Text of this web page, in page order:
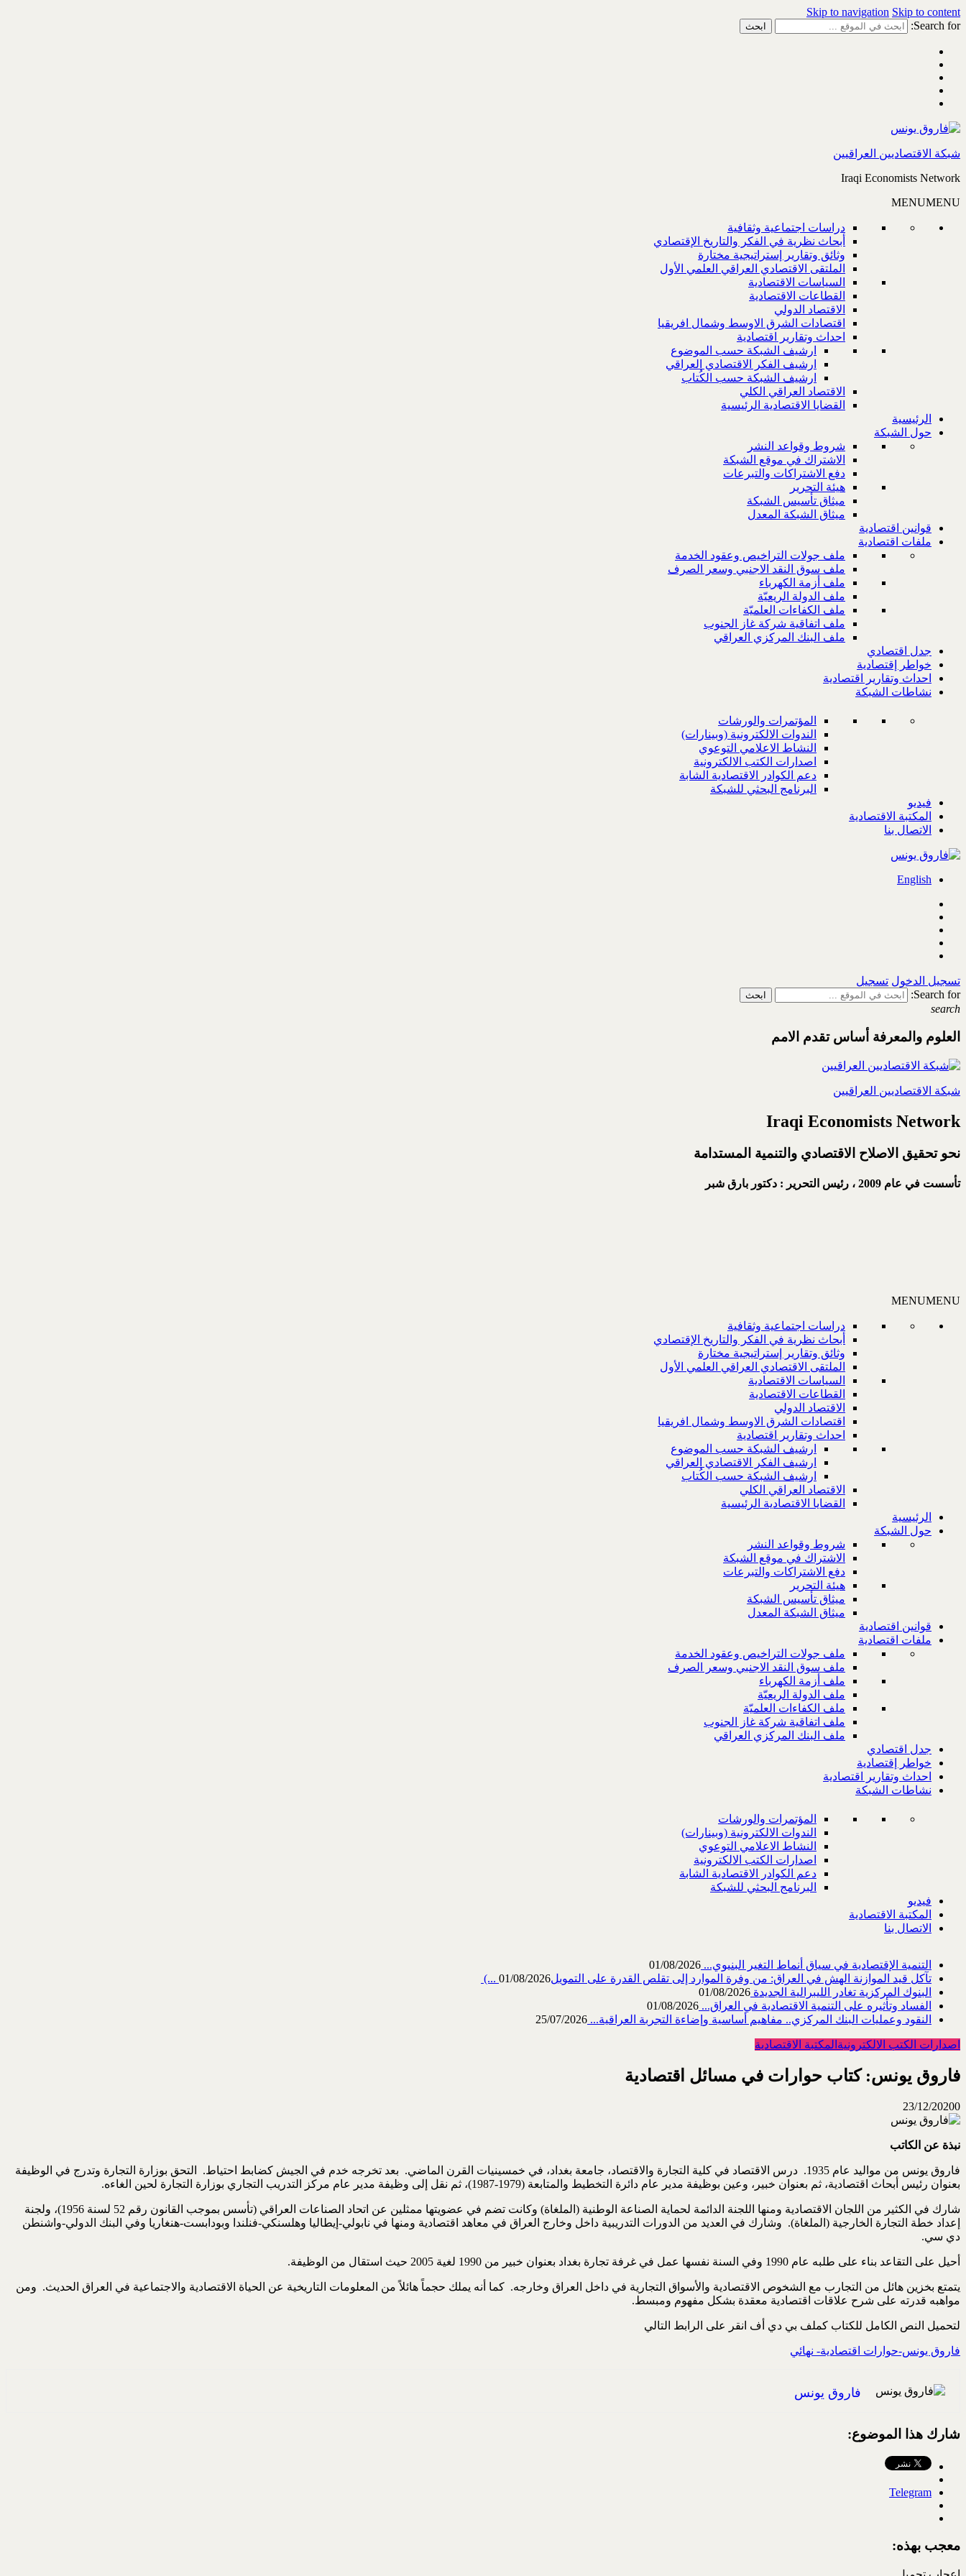
Skip to navigation Skip to content
Search for:
شبكة الاقتصاديين العراقيين
Iraqi Economists Network
MENUMENU
دراسات اجتماعية وثقافية
أبحاث نظرية في الفكر والتاريخ الإقتصادي
وثائق وتقارير إستراتيجية مختارة
الملتقى الاقتصادي العراقي العلمي الأول
السياسات الاقتصادية
القطاعات الاقتصادية
الاقتصاد الدولي
اقتصادات الشرق الاوسط وشمال افريقيا
احداث وتقارير اقتصادية
ارشيف الشبكة حسب الموضوع
ارشيف الفكر الاقتصادي العراقي
ارشيف الشبكة حسب الكُتاب
الاقتصاد العراقي الكلي
القضايا الاقتصادية الرئيسية
الرئيسية
حول الشبكة
شروط وقواعد النشر
الاشتراك في موقع الشبكة
دفع الاشتراكات والتبرعات
هيئة التحرير
ميثاق تأسيس الشبكة
ميثاق الشبكة المعدل
قوانين اقتصادية
ملفات اقتصادية
ملف جولات التراخيص وعقود الخدمة
ملف سوق النقد الاجنبي وسعر الصرف
ملف أزمة الكهرباء
ملف الدولة الريعيّة
ملف الكفاءات العلميّة
ملف اتفاقية شركة غاز الجنوب
ملف البنك المركزي العراقي
جدل اقتصادي
خواطر إقتصادية
احداث وتقارير اقتصادية
نشاطات الشبكة
المؤتمرات والورشات
الندوات الالكترونية (وبينارات)
النشاط الاعلامي التوعوي
اصدارات الكتب الالكترونية
دعم الكوادر الاقتصادية الشابة
البرنامج البحثي للشبكة
فيديو
المكتبة الاقتصادية
الاتصال بنا
English
تسجيل الدخول تسجيل
Search for:
search
العلوم والمعرفة أساس تقدم الامم
شبكة الاقتصاديين العراقيين
Iraqi Economists Network
نحو تحقيق الاصلاح الاقتصادي والتنمية المستدامة
تأسست في عام 2009 ، رئيس التحرير : دكتور بارق شبر
MENUMENU
دراسات اجتماعية وثقافية
أبحاث نظرية في الفكر والتاريخ الإقتصادي
وثائق وتقارير إستراتيجية مختارة
الملتقى الاقتصادي العراقي العلمي الأول
السياسات الاقتصادية
القطاعات الاقتصادية
الاقتصاد الدولي
اقتصادات الشرق الاوسط وشمال افريقيا
احداث وتقارير اقتصادية
ارشيف الشبكة حسب الموضوع
ارشيف الفكر الاقتصادي العراقي
ارشيف الشبكة حسب الكُتاب
الاقتصاد العراقي الكلي
القضايا الاقتصادية الرئيسية
الرئيسية
حول الشبكة
شروط وقواعد النشر
الاشتراك في موقع الشبكة
دفع الاشتراكات والتبرعات
هيئة التحرير
ميثاق تأسيس الشبكة
ميثاق الشبكة المعدل
قوانين اقتصادية
ملفات اقتصادية
ملف جولات التراخيص وعقود الخدمة
ملف سوق النقد الاجنبي وسعر الصرف
ملف أزمة الكهرباء
ملف الدولة الريعيّة
ملف الكفاءات العلميّة
ملف اتفاقية شركة غاز الجنوب
ملف البنك المركزي العراقي
جدل اقتصادي
خواطر إقتصادية
احداث وتقارير اقتصادية
نشاطات الشبكة
المؤتمرات والورشات
الندوات الالكترونية (وبينارات)
النشاط الاعلامي التوعوي
اصدارات الكتب الالكترونية
دعم الكوادر الاقتصادية الشابة
البرنامج البحثي للشبكة
فيديو
المكتبة الاقتصادية
الاتصال بنا
التنمية الإقتصادية في سياق أنماط التغير البنيوي... 01/08/2026
تآكل قيد الموازنة الهش في العراق: من وفرة الموارد إلى تقلص القدرة على التمويل‎ (...01/08/2026
البنوك المركزية تغادر الليبرالية الجديدة 01/08/2026
الفساد وتأثيره على التنمية الاقتصادية في العراق... 01/08/2026
النقود وعمليات البنك المركزي.. مفاهيم أساسية وإضاءة التجربة العراقية... 25/07/2026
اصدارات الكتب الالكترونية المكتبة الاقتصادية
فاروق يونس: كتاب حوارات في مسائل اقتصادية
23/12/20200
نبذة عن الكاتب
فاروق يونس من مواليد عام 1935. درس الاقتصاد في كلية التجارة والاقتصاد، جامعة بغداد، في خمسينيات القرن الماضي. بعد تخرجه خدم في الجيش كضابط احتياط. التحق بوزارة التجارة وتدرج في الوظيفة
بعنوان رئيس أبحاث اقتصادية، ثم بعنوان خبير، وعين بوظيفة مدير عام دائرة التخطيط والمتابعة (1979-1987)، ثم نقل إلى وظيفة مدير عام مركز التدريب التجاري بوزارة التجارة لحين الغاءه.
شارك في الكثير من اللجان الاقتصادية ومنها اللجنة الدائمة لحماية الصناعة الوطنية (الملغاة) وكانت تضم في عضويتها ممثلين عن اتحاد الصناعات العراقي (تأسس بموجب القانون رقم 52 لسنة 1956)، ولجنة
إعداد خطة التجارة الخارجية (الملغاة). وشارك في العديد من الدورات التدريبية داخل وخارج العراق في معاهد اقتصادية ومنها في نابولي-إيطاليا وهلسنكي-فنلندا وبودابست-هنغاريا وفي البنك الدولي-واشنطن
دي سي.
أحيل على التقاعد بناء على طلبه عام 1990 وفي السنة نفسها عمل في غرفة تجارة بغداد بعنوان خبير من 1990 لغية 2005 حيث استقال من الوظيفة.
يتمتع بخزين هائل من التجارب مع الشخوص الاقتصادية والأسواق التجارية في داخل العراق وخارجه. كما أنه يملك حجماً هائلاً من المعلومات التاريخية عن الحياة الاقتصادية والاجتماعية في العراق الحديث. ومن
مواهبه قدرته على شرح علاقات اقتصادية معقدة بشكل مفهوم ومبسط.
لتحميل النص الكامل للكتاب كملف بي دي أف انقر على الرابط التالي
فاروق يونس-حوارات اقتصادية- نهائي
فاروق يونس
شارك هذا الموضوع:
Telegram
معجب بهذه: